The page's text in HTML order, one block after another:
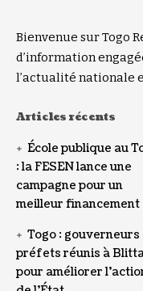
Bienvenue sur Togo
d’information
l’actualité nationale
Articles récents
École publique au
: la FESEN lance une
campagne pour un
meilleur financement
Togo : gouverneurs
préfets réunis à
pour améliorer